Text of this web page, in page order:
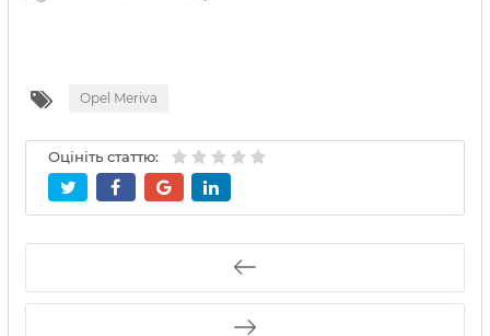
Opel Meriva
Оцініть статтю: